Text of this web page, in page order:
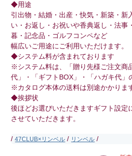
◆用途
引出物・結婚・出産・快気・新築・新
い・お返し・お祝いや香典返し・法事
暮・記念品・ゴルフコンペなど
幅広いご用途にご利用いただけます。
◆システム料が含まれております
※システム料は、「贈り先様ご注文商
代」・「ギフトBOX」・「ハガキ代」
※カタログ本体の送料は別途かかりま
◆挨拶状
後ほどお選びいただきますギフト設定
させていただきます。
/47CLUB×リンベル / リンベル /